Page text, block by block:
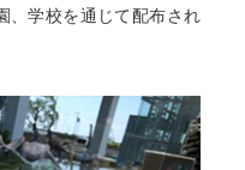
、学校を通じて配布され